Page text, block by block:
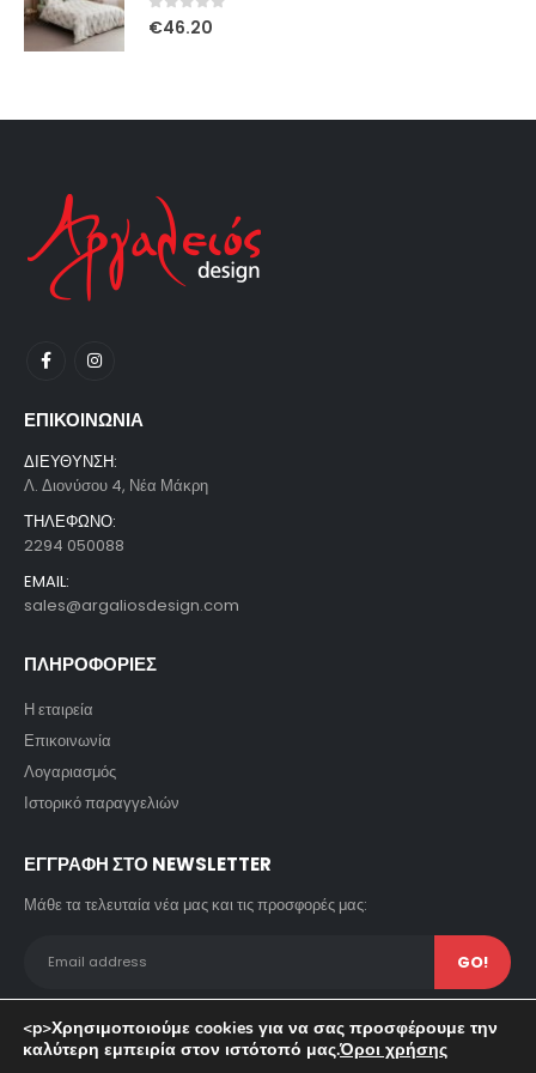
0out of 5
€46.20
ΕΠΙΚΟΙΝΩΝΙΑ
ΔΙΕΥΘΥΝΣΗ:
Λ. Διονύσου 4, Νέα Μάκρη
ΤΗΛΕΦΩΝΟ:
2294 050088
EMAIL:
sales@argaliosdesign.com
ΠΛΗΡΟΦΟΡΙΕΣ
Η εταιρεία
Επικοινωνία
Λογαριασμός
Ιστορικό παραγγελιών
ΕΓΓΡΑΦΗ ΣΤΟ NEWSLETTER
Μάθε τα τελευταία νέα μας και τις προσφορές μας:
<p>Χρησιμοποιούμε cookies για να σας προσφέρουμε την
καλύτερη εμπειρία στον ιστότοπό μας.Όροι χρήσης